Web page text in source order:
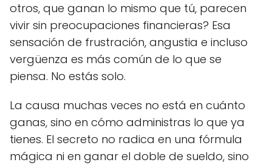
otros, que ganan lo mismo que tú, parecen
vivir sin preocupaciones financieras? Esa
sensación de frustración, angustia e incluso
vergüenza es más común de lo que se
piensa. No estás solo.
La causa muchas veces no está en cuánto
ganas, sino en cómo administras lo que ya
tienes. El secreto no radica en una fórmula
mágica ni en ganar el doble de sueldo, sino